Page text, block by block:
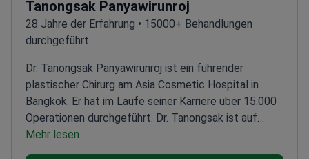
Tanongsak Panyawirunroj
28 Jahre der Erfahrung • 15000+ Behandlungen
durchgeführt
Dr. Tanongsak Panyawirunroj ist ein führender
plastischer Chirurg am Asia Cosmetic Hospital in
Bangkok. Er hat im Laufe seiner Karriere über 15.000
Operationen durchgeführt. Dr. Tanongsak ist auf
transformative Eingriffe wie Nasenkorrekturen und
geschlechtsangleichende Operationen spezialisiert.
Mehr lesen